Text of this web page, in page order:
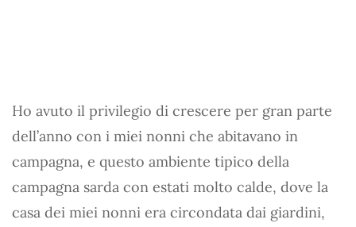
Ho avuto il privilegio di crescere per gran parte
dell’anno con i miei nonni che abitavano in
campagna, e questo ambiente tipico della
campagna sarda con estati molto calde, dove la
casa dei miei nonni era circondata dai giardini,